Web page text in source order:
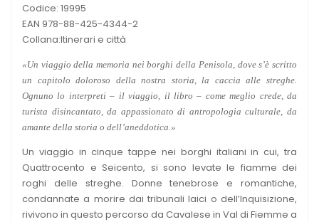
Codice: 19995
EAN 978-88-425-4344-2
Collana:Itinerari e città
«Un viaggio della memoria nei borghi della Penisola, dove s’è scritto
un capitolo doloroso della nostra storia, la caccia alle streghe.
Ognuno lo interpreti – il viaggio, il libro – come meglio crede, da
turista disincantato, da appassionato di antropologia culturale, da
amante della storia o dell’aneddotica.»
Un viaggio in cinque tappe nei borghi italiani in cui, tra
Quattrocento e Seicento, si sono levate le fiamme dei
roghi delle streghe. Donne tenebrose e romantiche,
condannate a morire dai tribunali laici o dell’Inquisizione,
rivivono in questo percorso da Cavalese in Val di Fiemme a